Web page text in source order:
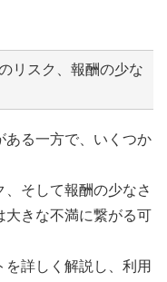
リスク、報酬の少な
ある一方で、いくつか
そして報酬の少なさ
大きな不満に繋がる可
詳しく解説し、利用